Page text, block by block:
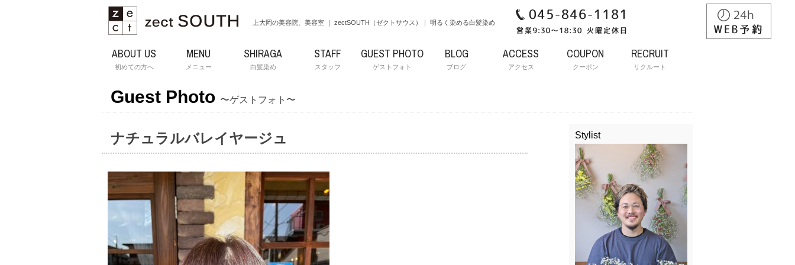
上大岡の美容院、美容室 ｜ zectSOUTH（ゼクトサウス）｜ 明るく染める白髪染め
ABOUT US
初めての方へ
MENU
メニュー
SHIRAGA
白髪染め
STAFF
スタッフ
GUEST PHOTO
ゲストフォト
BLOG
ブログ
ACCESS
アクセス
COUPON
クーポン
RECRUIT
リクルート
Guest Photo 〜ゲストフォト〜
ナチュラルバレイヤージュ Stylist